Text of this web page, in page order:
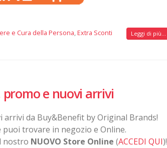
e Cura della Persona,Extra Sconti Leggi di più...
promo e nuovi arrivi
da Buy&Benefit by Original Brands!
trovare in negozio e Online.
nostro NUOVO Store Online (ACCEDI QUI)!